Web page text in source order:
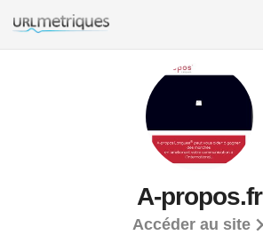
A-propos.fr
Accéder au site